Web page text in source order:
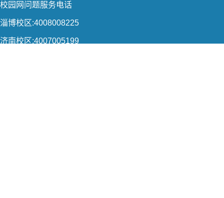
校园网问题服务电话
淄博校区:4008008225
济南校区:4007005199